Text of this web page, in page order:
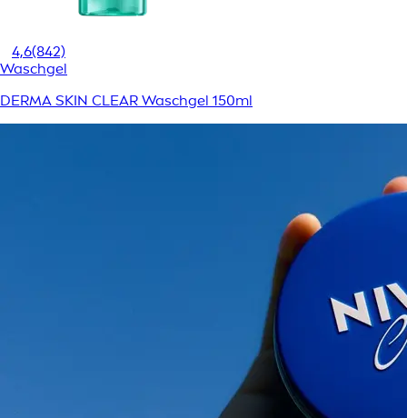
4,6(842)
Waschgel
DERMA SKIN CLEAR Waschgel 150ml